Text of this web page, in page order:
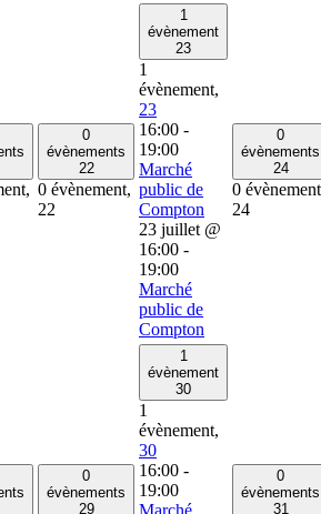
0
évènements
22
0 évènement,
22
1
évènement
23
1
évènement,
23
16:00 -
19:00
Marché
public de
Compton
23 juillet @
16:00 -
19:00
Marché
public de
Compton
0
évènements
24
0
24
0
évènements
29
1
évènement
30
1
évènement,
30
16:00 -
19:00
0
évènements
31